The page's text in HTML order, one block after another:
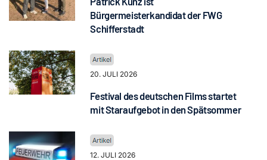
Bürgermeisterkandidat der FWG
Schifferstadt
20. JULI 2026
Festival des deutschen Films startet
mit Staraufgebot in den Spätsommer
12. JULI 2026